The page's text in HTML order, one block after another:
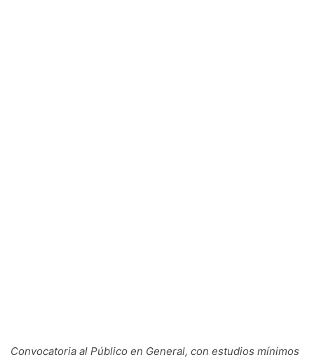
Convocatoria al Público en General, con estudios mínimos